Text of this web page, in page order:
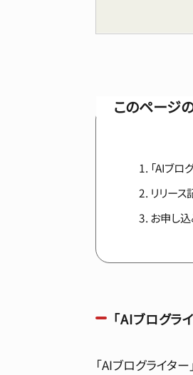
このページ
「AIブロ
リリー
お申し
「AIブログラ
「AIブログライタ